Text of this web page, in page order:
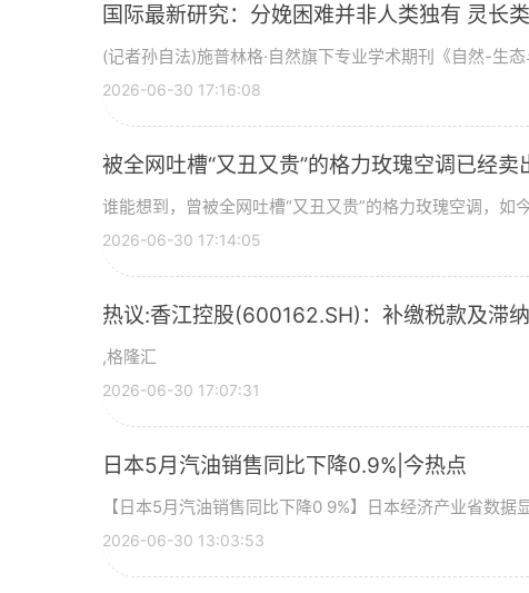
国际最新研究：分娩困难并非人类独有 灵长
(记者孙自法)施普林格·自然旗下专业学术期刊《自然-生
2026-06-30 17:16:08
被全网吐槽“又丑又贵”的格力玫瑰空调已经
谁能想到，曾被全网吐槽“又丑又贵”的格力玫瑰空调，如
2026-06-30 17:14:05
热议:香江控股(600162.SH)：补缴税款及滞
,格隆汇
2026-06-30 17:07:31
日本5月汽油销售同比下降0.9%|今热点
【日本5月汽油销售同比下降0 9%】日本经济产业省数据
2026-06-30 13:03:53